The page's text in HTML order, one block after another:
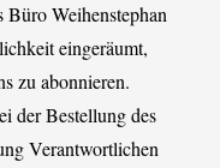
Büro Weihenstephan
eingeräumt,
zu abonnieren.
der Bestellung des
Verantwortlichen